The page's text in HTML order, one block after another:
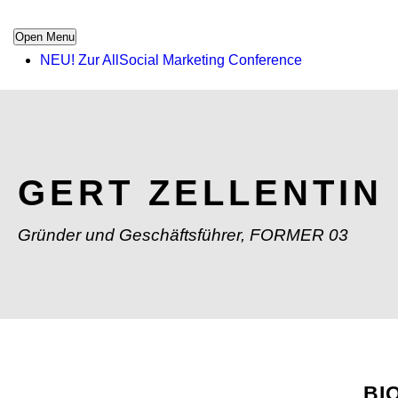
Open Menu
NEU! Zur AllSocial Marketing Conference
GERT ZELLENTIN
Gründer und Geschäftsführer, FORMER 03